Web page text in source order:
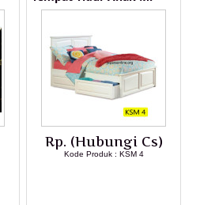
Rp. (Hubungi Cs)
Kode Produk : KSM 4